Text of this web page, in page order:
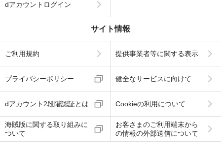
dアカウントログイン
サイト情報
ご利用規約 提供事業者等に関する表示
プライバシーポリシー 健全なサービスに向けて
dアカウント2段階認証とは Cookieの利用について
海賊版に関する取り組みに
ついて
お客さまのご利用端末から
の情報の外部送信について